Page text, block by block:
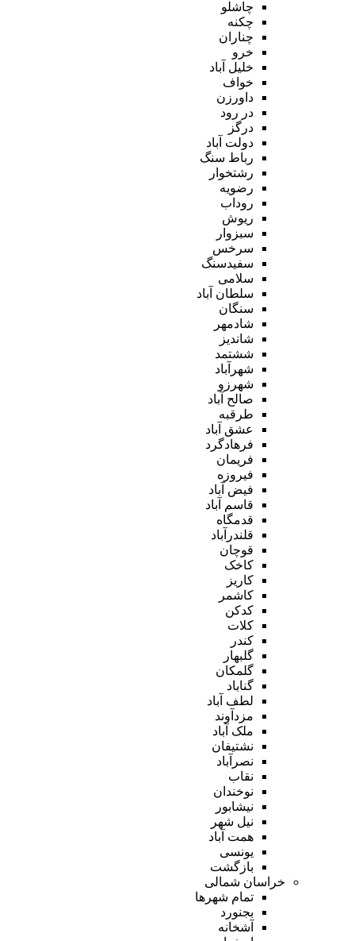
چاشلو
چکنه
چناران
خرو
خلیل آباد
خواف
داورزن
در رود
درگز
دولت آباد
رباط سنگ
رشتخوار
رضویه
روداب
ریوش
سبزوار
سرخس
سفیدسنگ
سلامی
سلطان آباد
سنگان
شادمهر
شاندیز
ششتمد
شهرآباد
شهرزو
صالح آباد
طرقبه
عشق آباد
فرهادگرد
فریمان
فیروزه
فیض آباد
قاسم آباد
قدمگاه
قلندرآباد
قوچان
کاخک
کاریز
کاشمر
کدکن
کلات
کندر
گلبهار
گلمکان
گناباد
لطف آباد
مزدآوند
ملک آباد
نشتیفان
نصرآباد
نقاب
نوخندان
نیشابور
نیل شهر
همت آباد
یونسی
بازگشت
خراسان شمالی
تمام شهر‌ها
بجنورد
آشخانه